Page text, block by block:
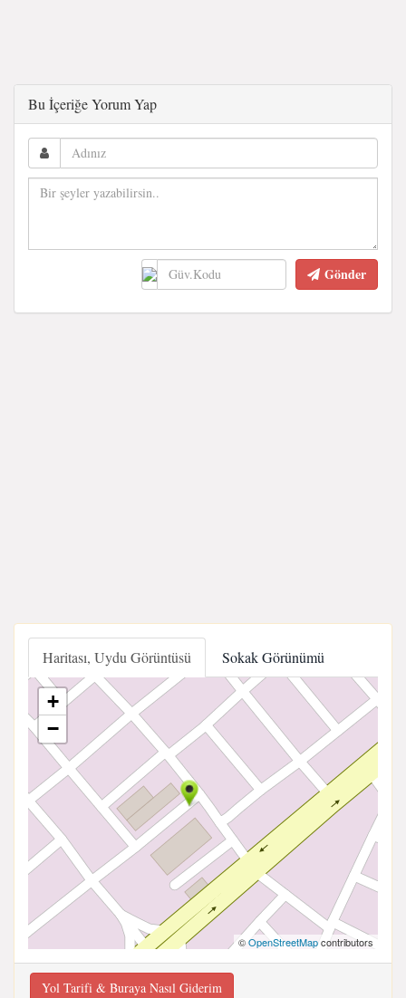
Bu İçeriğe Yorum Yap
Gönder
Haritası, Uydu Görüntüsü Sokak Görünümü
+
−
©OpenStreetMapcontributors
Yol Tarifi & Buraya Nasıl Giderim